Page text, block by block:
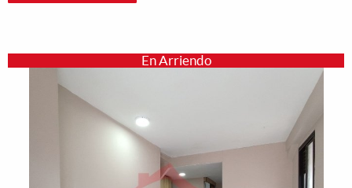
En Arriendo